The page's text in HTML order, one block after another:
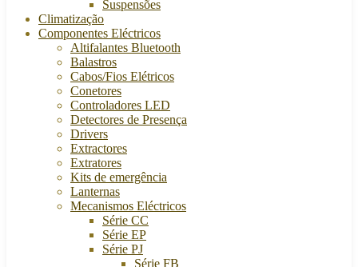
Suspensões
Climatização
Componentes Eléctricos
Altifalantes Bluetooth
Balastros
Cabos/Fios Elétricos
Conetores
Controladores LED
Detectores de Presença
Drivers
Extractores
Extratores
Kits de emergência
Lanternas
Mecanismos Eléctricos
Série CC
Série EP
Série PJ
Série FB